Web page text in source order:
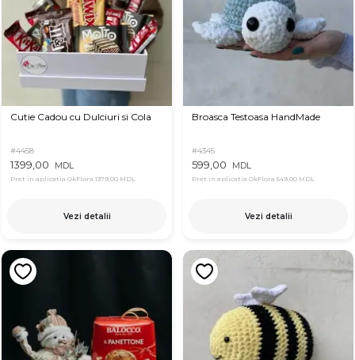
Cutie Cadou cu Dulciuri si Cola
#4458
1399,00 MDL
Pret in aplicatia OkFlora 1379,00 MDL
Vezi detalii
Broasca Testoasa HandMade
#4345
599,00 MDL
Pret in aplicatia OkFlora 549,00 MDL
Vezi detalii